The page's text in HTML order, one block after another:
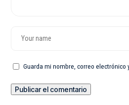
Guarda mi nombre, correo